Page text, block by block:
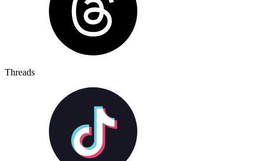
Threads